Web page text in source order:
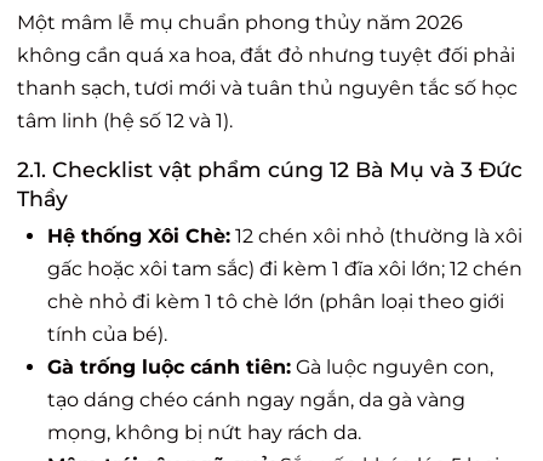
Một mâm lễ mụ chuẩn phong thủy năm 2026
không cần quá xa hoa, đắt đỏ nhưng tuyệt đối phải
thanh sạch, tươi mới và tuân thủ nguyên tắc số học
tâm linh (hệ số 12 và 1).
2.1. Checklist vật phẩm cúng 12 Bà Mụ và 3 Đức
Thầy
Hệ thống Xôi Chè: 12 chén xôi nhỏ (thường là xôi
gấc hoặc xôi tam sắc) đi kèm 1 đĩa xôi lớn; 12 chén
chè nhỏ đi kèm 1 tô chè lớn (phân loại theo giới
tính của bé).
Gà trống luộc cánh tiên: Gà luộc nguyên con,
tạo dáng chéo cánh ngay ngắn, da gà vàng
mọng, không bị nứt hay rách da.